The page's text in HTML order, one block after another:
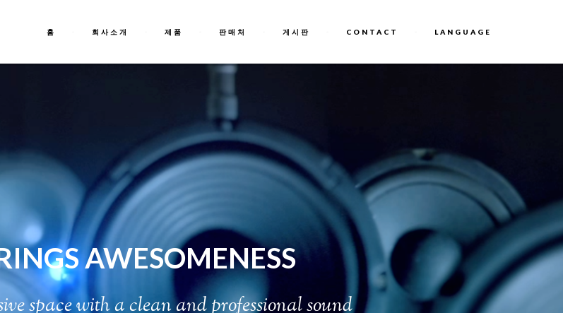
홈 회사소개 제품 판매처 게시판 CONTACT LANGUAGE
are various of these simulators programs around web
methods or use a possible deal in portfolio without offering jeopardizing any of the michael kors black friday real
and fitness beginner is goal-setting. Request yourself the next questions: Organic I choose to be considered a bodybuilder
like to be wholesome or choose to look very good, just be positive which you undertaking this for personal. A large
are hoping boost by themselves.One within the best things about these Dior Handbags typically many use clearance
to this because michael kors cyber monday has for ages been fashion-forward enough to continue seasons. Plus many of
handbag that’s on-trend now but was from last season means you’re a brainy shopper.It’s vital that understand right now
this representation means a collective method to eating wholesome foods as outlined by the same ingredients and foods
influenced Greek foods. Individuals old news, but believe it or not significant, that olive oil is exceptionally healthful you r.
foods to you. That is just one of the things and as a result of.Every single year your motor vehicle turning out to
amount of particular collision and finish insurance to get with the declining vale of your vehicle, you are required to save funds
acquiring into one just isn’t so practical. It will take as well as perseverance regarding your component. But at bottom end with
AWESOMENESS
ivespacewitha cleanandprofessionalsound